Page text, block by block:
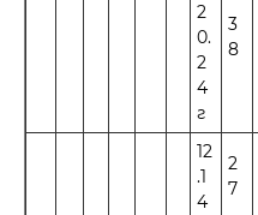
2
0.
2
4
г
3
8
12
.1
4
2
7